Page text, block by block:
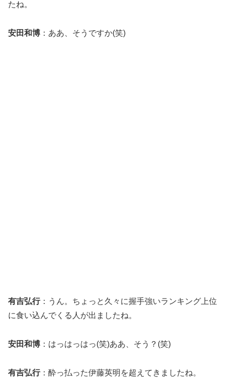
たね。
安田和博 ：ああ、そうですか(笑)
有吉弘行：うん。ちょっと久々に握手強いランキング上位
に食い込んでくる人が出ましたね。
安田和博 ：はっはっはっ(笑)ああ、そう？(笑)
有吉弘行：酔っ払った伊藤英明を超えてきましたね。